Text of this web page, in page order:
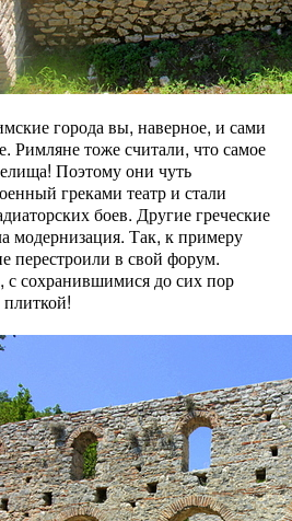
города вы, наверное, и сами
Римляне тоже считали, что самое
Поэтому они чуть
греками театр и стали
боев. Другие греческие
модернизация. Так, к примеру
перестроили в свой форум.
с сохранившимися до сих пор